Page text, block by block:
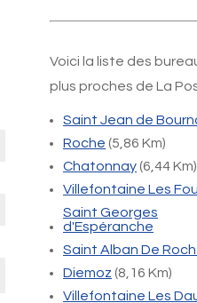
Voici la liste des
plus proches de La
Saint Jean de
Roche (5,86 Km)
Chatonnay(6,44 Km)
Villefontaine Les
Saint Georges
d'Espéranche
Saint Alban De
Diemoz (8,16 Km)
Villefontaine Les